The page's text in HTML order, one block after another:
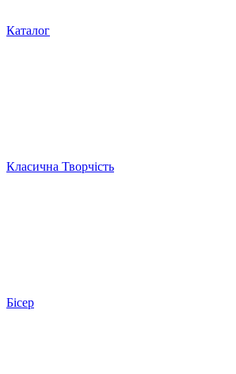
Каталог
Класична Творчість
Бісер